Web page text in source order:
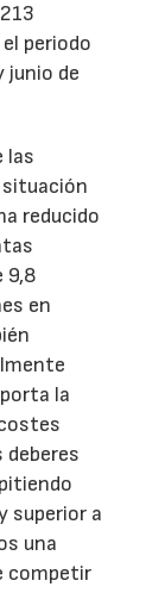
periodo
junio de
las
situación
reducido
9,8
en
la
superior a
una
competir